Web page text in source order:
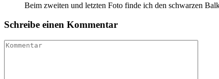
Beim zweiten und letzten Foto finde ich den schwarzen
Schreibe einen Kommentar